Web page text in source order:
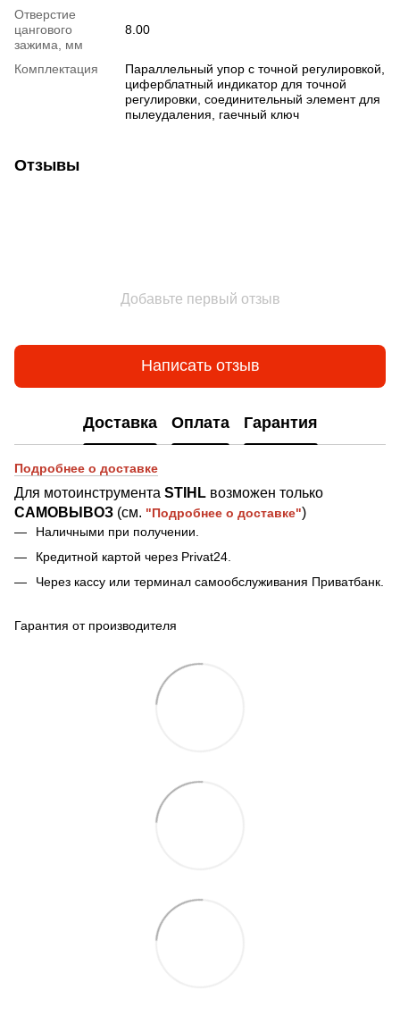
Отверстие
цангового
зажима, мм
8.00
Комплектация
Параллельный упор с точной регулировкой,
циферблатный индикатор для точной
регулировки, соединительный элемент для
пылеудаления, гаечный ключ
Отзывы
Добавьте первый отзыв
Написать отзыв
Доставка Оплата Гарантия
Подробнее о доставке
Для мотоинструмента STIHL возможен только
САМОВЫВОЗ (см. "Подробнее о доставке")
Наличными при получении.
Кредитной картой через Privat24.
Через кассу или терминал самообслуживания Приватбанк.
Гарантия от производителя